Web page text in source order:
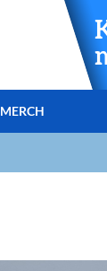
MERCH